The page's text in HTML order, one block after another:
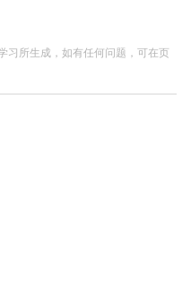
习所生成，如有任何问题，可在页